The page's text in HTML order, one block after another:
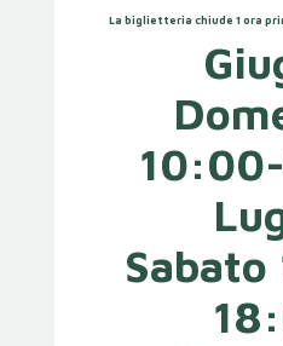
La biglietteria chiude 1 ora